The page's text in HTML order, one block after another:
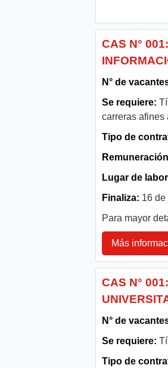
CAS N°
N° de
Se requiere:
carreras afines
Tipo de
Lugar de
Finaliza: 16
Para mayor
Más
CAS N°
N° de
Se requiere:
Tipo de